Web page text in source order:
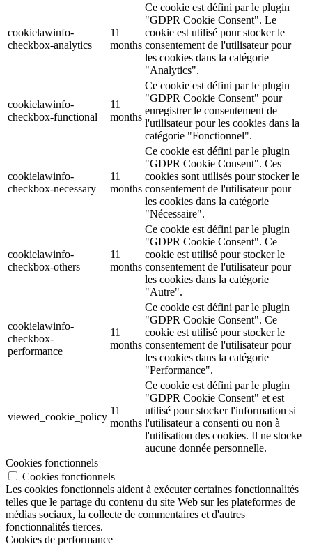
cookielawinfo-
checkbox-analytics
11
months
Ce cookie est défini par le plugin
"GDPR Cookie Consent". Le
cookie est utilisé pour stocker le
consentement de l'utilisateur pour
les cookies dans la catégorie
"Analytics".
cookielawinfo-
checkbox-functional
11
months
Ce cookie est défini par le plugin
"GDPR Cookie Consent" pour
enregistrer le consentement de
l'utilisateur pour les cookies dans la
catégorie "Fonctionnel".
cookielawinfo-
checkbox-necessary
11
months
Ce cookie est défini par le plugin
"GDPR Cookie Consent". Ces
cookies sont utilisés pour stocker le
consentement de l'utilisateur pour
les cookies dans la catégorie
"Nécessaire".
cookielawinfo-
checkbox-others
11
months
Ce cookie est défini par le plugin
"GDPR Cookie Consent". Ce
cookie est utilisé pour stocker le
consentement de l'utilisateur pour
les cookies dans la catégorie
"Autre".
cookielawinfo-
checkbox-
performance
11
months
Ce cookie est défini par le plugin
"GDPR Cookie Consent". Ce
cookie est utilisé pour stocker le
consentement de l'utilisateur pour
les cookies dans la catégorie
"Performance".
viewed_cookie_policy
11
months
Ce cookie est défini par le plugin
"GDPR Cookie Consent" et est
utilisé pour stocker l'information si
l'utilisateur a consenti ou non à
l'utilisation des cookies. Il ne stocke
aucune donnée personnelle.
Cookies fonctionnels
Cookies fonctionnels
Les cookies fonctionnels aident à exécuter certaines fonctionnalités
telles que le partage du contenu du site Web sur les plateformes de
médias sociaux, la collecte de commentaires et d'autres
fonctionnalités tierces.
Cookies de performance